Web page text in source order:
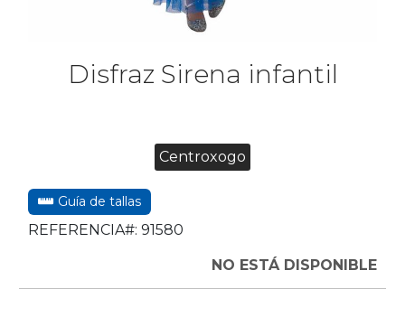
Disfraz Sirena infantil
Centroxogo
Guía de tallas
REFERENCIA#: 91580
NO ESTÁ DISPONIBLE